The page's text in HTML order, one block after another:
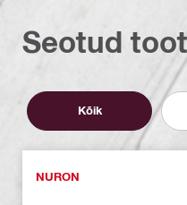
Seotud
Kõik
NURON